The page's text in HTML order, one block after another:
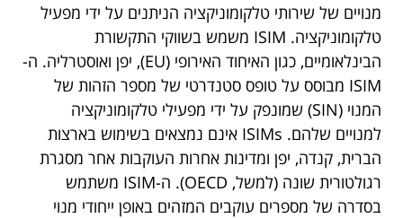
מנויים של שירותי טלקומוניקציה הניתנים על ידי מפעיל
טלקומוניקציה. ISIM משמש בשווקי התקשורת
הבינלאומיים, כגון האיחוד האירופי (EU), יפן ואוסטרליה. ה-
ISIM מבוסס על טופס סטנדרטי של מספר הזהות של
המנוי (SIN) שמונפק על ידי מפעילי טלקומוניקציה
למנויים שלהם. ISIMs אינם נמצאים בשימוש בארצות
הברית, קנדה, יפן ומדינות אחרות העוקבות אחר מסגרת
רגולטורית שונה (למשל, OECD). ה-ISIM משתמש
בסדרה של מספרים עוקבים המזהים באופן ייחודי מנוי